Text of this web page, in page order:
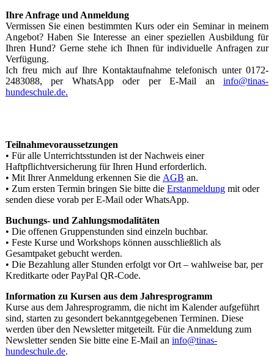
Ihre Anfrage und Anmeldung
Vermissen Sie einen bestimmten Kurs oder ein Seminar in meinem
Angebot? Haben Sie Interesse an einer speziellen Ausbildung für
Ihren Hund? Gerne stehe ich Ihnen für individuelle Anfragen zur
Verfügung.
Ich freu mich auf Ihre Kontaktaufnahme telefonisch unter 0172-
2483088, per WhatsApp oder per E-Mail aninfo@tinas-
hundeschule.de.
Teilnahmevoraussetzungen
• Für alle Unterrichtsstunden ist der Nachweis einer
Haftpflichtversicherung für Ihren Hund erforderlich.
• Mit Ihrer Anmeldung erkennen Sie die AGB an.
• Zum ersten Termin bringen Sie bitte die Erstanmeldungmit oder
senden diese vorab per E-Mail oder WhatsApp.
Buchungs- und Zahlungsmodalitäten
• Die offenen Gruppenstunden sind einzeln buchbar.
• Feste Kurse und Workshops können ausschließlich als
Gesamtpaket gebucht werden.
• Die Bezahlung aller Stunden erfolgt vor Ort – wahlweise bar, per
Kreditkarte oder PayPal QR-Code.
Information zu Kursen aus dem Jahresprogramm
Kurse aus dem Jahresprogramm, die nicht im Kalender aufgeführt
sind, starten zu gesondert bekanntgegebenen Terminen. Diese
werden über den Newsletter mitgeteilt. Für die Anmeldung zum
Newsletter senden Sie bitte eine E-Mail an info@tinas-
hundeschule.de.